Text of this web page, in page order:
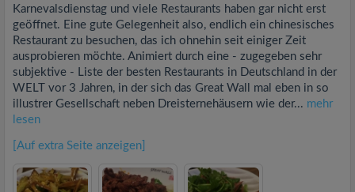
Karnevalsdienstag und viele Restaurants haben gar nicht erst
geöffnet. Eine gute Gelegenheit also, endlich ein chinesisches
Restaurant zu besuchen, das ich ohnehin seit einiger Zeit
ausprobieren möchte. Animiert durch eine - zugegeben sehr
subjektive - Liste der besten Restaurants in Deutschland in der
WELT vor 3 Jahren, in der sich das Great Wall mal eben in so
illustrer Gesellschaft neben Dreisternehäusern wie der... mehr
lesen
[Auf extra Seite anzeigen]